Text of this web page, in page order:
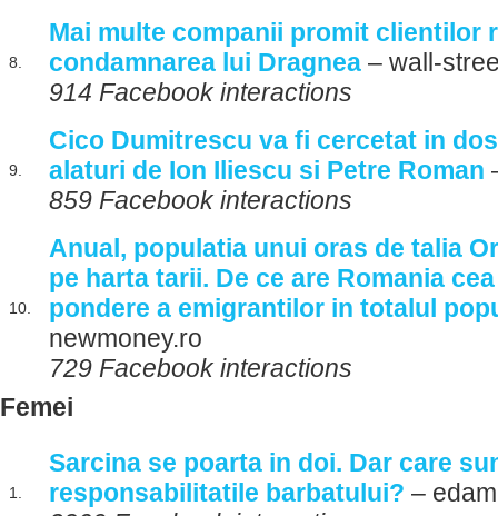
8.
Mai multe companii promit clientilor
condamnarea lui Dragnea – wall-
914 Facebook interactions
9.
Cico Dumitrescu va fi cercetat in
alaturi de Ion Iliescu si Petre Roman
859 Facebook interactions
10.
Anual, populatia unui oras de talia
pe harta tarii. De ce are Romania
pondere a emigrantilor in totalul
newmoney.ro
729 Facebook interactions
Femei
1.
Sarcina se poarta in doi. Dar care
responsabilitatile barbatului? –